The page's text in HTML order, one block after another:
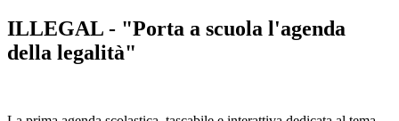
ILLEGAL - "Porta a scuola l'agenda
della legalità"